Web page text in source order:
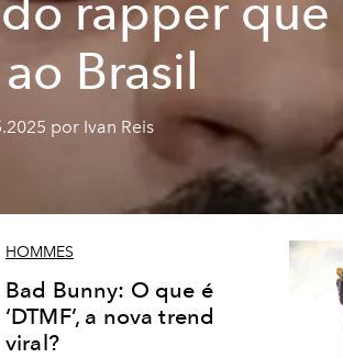
rapper que
Brasil
por Ivan Reis
HOMMES
Bad Bunny: O que é
‘DTMF’, a nova trend
viral?